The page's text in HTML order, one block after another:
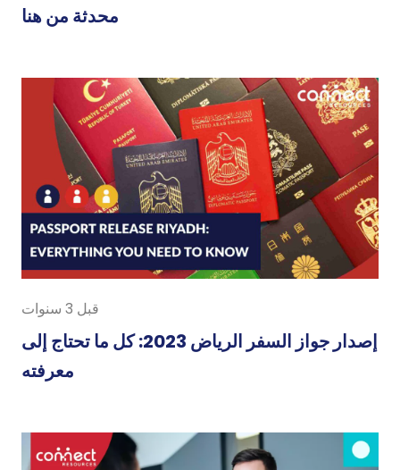
محدثة من هنا
قبل 3 سنوات
إصدار جواز السفر الرياض 2023: كل ما تحتاج إلى
معرفته